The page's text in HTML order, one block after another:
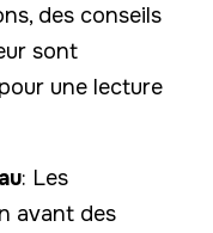
des conseils
sont
une lecture
: Les
avant des